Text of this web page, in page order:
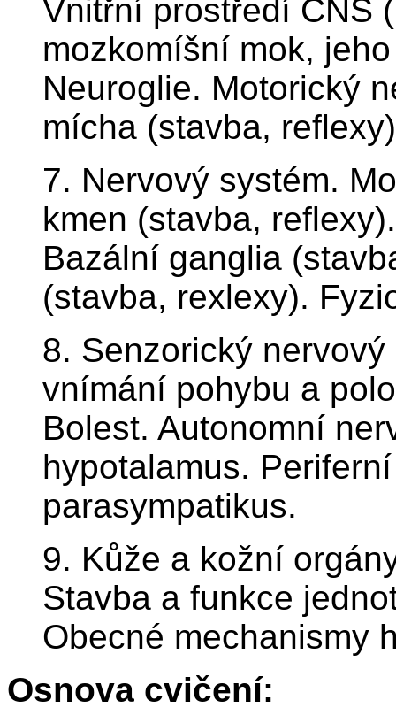
Vnitřní prostředí CNS
mozkomíšní mok,
Neuroglie. Motorický
mícha (stavba,
7. Nervový systém.
kmen (stavba,
Bazální ganglia
(stavba, rexlexy).
8. Senzorický
vnímání pohybu a
Bolest. Autonomní
hypotalamus.
parasympatikus.
9. Kůže a kožní
Stavba a funkce
Obecné mechanismy
Osnova cvičení: